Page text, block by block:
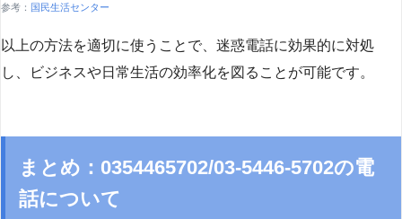
参考： 国民生活センター
以上の方法を適切に使うことで、迷惑電話に効果的に対処
し、ビジネスや日常生活の効率化を図ることが可能です。
まとめ：0354465702/03-5446-5702の電
話について